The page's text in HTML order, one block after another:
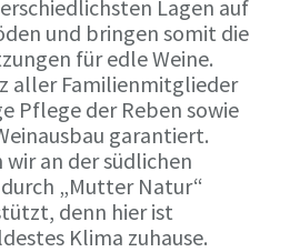
Lagen auf
und bringen somit die
für edle Weine.
aller Familienmitglieder
Pflege der Reben sowie
garantiert.
an der südlichen
„Mutter Natur“
denn hier ist
Klima zuhause.